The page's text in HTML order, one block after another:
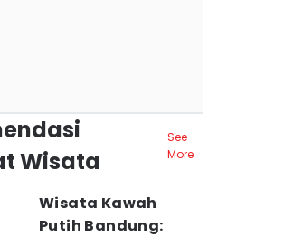
Wisata
See
More
Wisata Kawah
Putih Bandung: